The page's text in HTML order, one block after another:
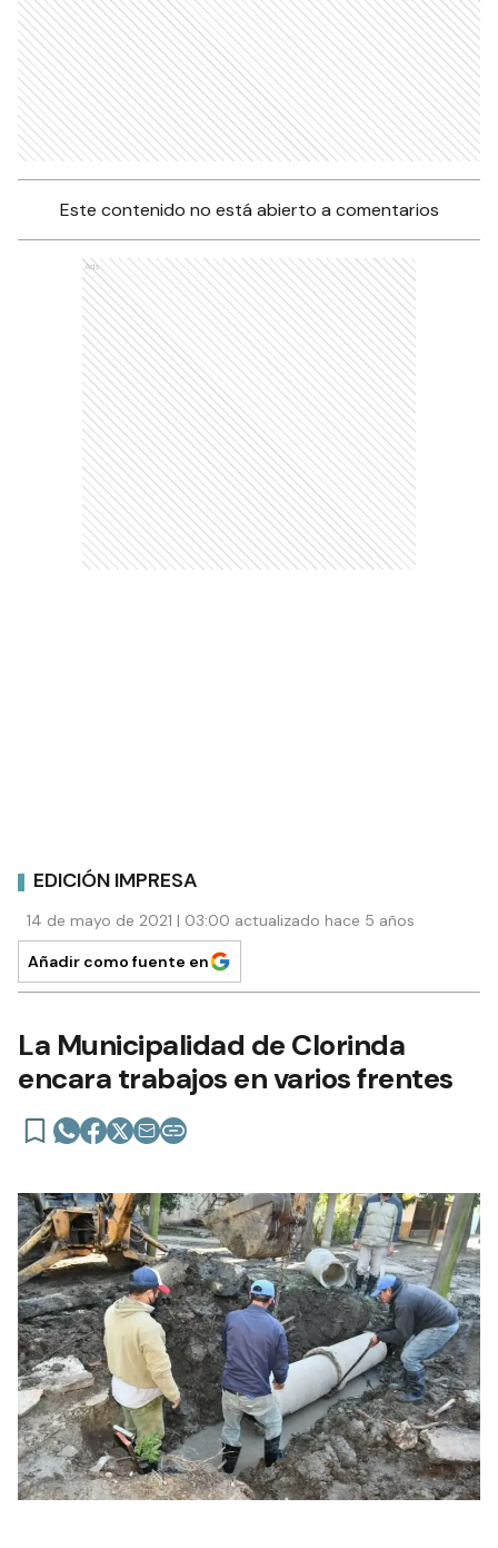
Este contenido no está abierto a comentarios
Ads
EDICIÓN IMPRESA
14 de mayo de 2021 | 03:00 actualizado hace 5 años
Añadir como fuente en
La Municipalidad de Clorinda
encara trabajos en varios frentes